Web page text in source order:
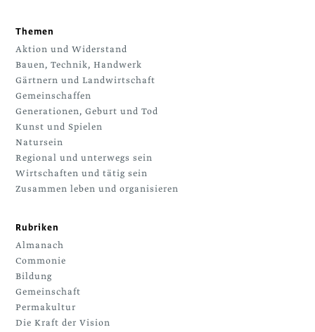
Themen
Aktion und Widerstand
Bauen, Technik, Handwerk
Gärtnern und Landwirtschaft
Gemeinschaffen
Generationen, Geburt und Tod
Kunst und Spielen
Natursein
Regional und unterwegs sein
Wirtschaften und tätig sein
Zusammen leben und organisieren
Rubriken
Almanach
Commonie
Bildung
Gemeinschaft
Permakultur
Die Kraft der Vision